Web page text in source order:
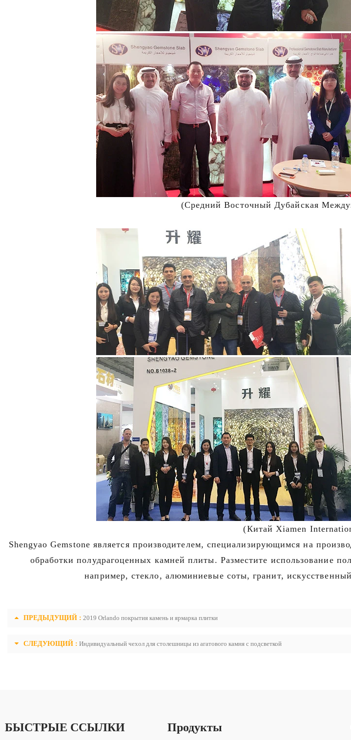
(Средний Восточный Дубайская
(Китай Xiamen
Shengyao Gemstone является производителем, специализирующимся на
обработки полудрагоценных камней плиты. Разместите использование
например, стекло, алюминиевые соты, гранит,
ПРЕДЫДУЩИЙ : 2019 Orlando покрытия камень и ярмарка плитки
СЛЕДУЮЩИЙ : Индивидуальный чехол для столешницы из агатового камня с подсветкой
БЫСТРЫЕ ССЫЛКИ Продукты